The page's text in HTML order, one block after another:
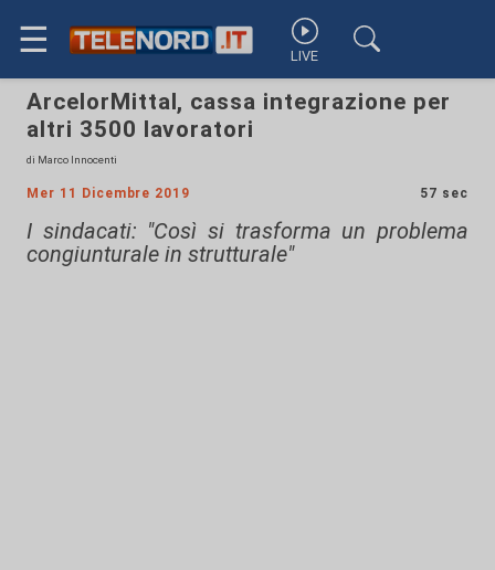
☰ LIVE
ArcelorMittal, cassa integrazione per
altri 3500 lavoratori
di Marco Innocenti
Mer 11 Dicembre 2019 57 sec
I sindacati: "Così si trasforma un problema
congiunturale in strutturale"